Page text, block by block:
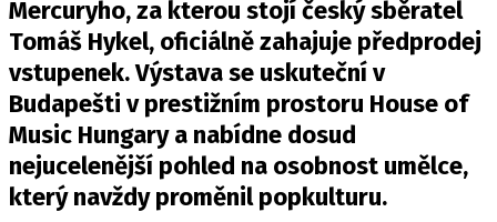
VOLNÁ MÍSTA
Provozovatelem serveru newsbox.cz je
INCORP MEDIA GROUP s.r.o., IČ: 118 23 054
Mercuryho, za kterou stojí český sběratel
Tomáš Hykel, oficiálně zahajuje předprodej
vstupenek. Výstava se uskuteční v
Budapešti v prestižním prostoru House of
Music Hungary a nabídne dosud
nejucelenější pohled na osobnost umělce,
který navždy proměnil popkulturu.